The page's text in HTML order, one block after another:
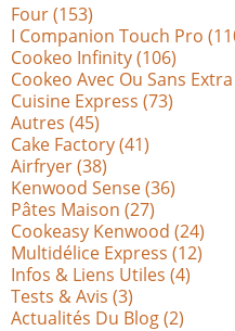
Four(153)
I Companion Touch Pro
Cookeo Infinity(106)
Cookeo Avec Ou Sans
Cuisine Express (73)
Autres (45)
Cake Factory(41)
Airfryer(38)
Kenwood Sense(36)
Pâtes Maison (27)
Cookeasy Kenwood (24)
Multidélice Express (12)
Infos & Liens Utiles (4)
Tests & Avis (3)
Actualités Du Blog(2)